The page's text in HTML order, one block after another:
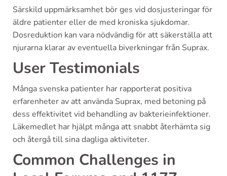
Särskild uppmärksamhet bör ges vid dosjusteringar för
äldre patienter eller de med kroniska sjukdomar.
Dosreduktion kan vara nödvändig för att säkerställa att
njurarna klarar av eventuella biverkningar från Suprax.
User Testimonials
Många svenska patienter har rapporterat positiva
erfarenheter av att använda Suprax, med betoning på
dess effektivitet vid behandling av bakterieinfektioner.
Läkemedlet har hjälpt många att snabbt återhämta sig
och återgå till sina dagliga aktiviteter.
Common Challenges in